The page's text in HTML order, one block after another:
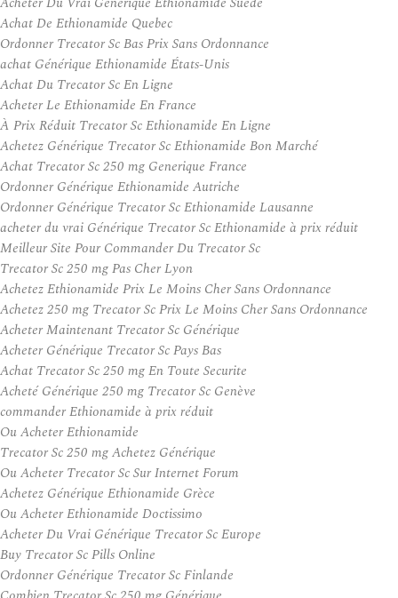
Achat De Ethionamide Quebec
Ordonner Trecator Sc Bas Prix Sans Ordonnance
achat Générique Ethionamide États-Unis
Achat Du Trecator Sc En Ligne
Acheter Le Ethionamide En France
À Prix Réduit Trecator Sc Ethionamide En Ligne
Achetez Générique Trecator Sc Ethionamide Bon Marché
Achat Trecator Sc 250 mg Generique France
Ordonner Générique Ethionamide Autriche
Ordonner Générique Trecator Sc Ethionamide Lausanne
acheter du vrai Générique Trecator Sc Ethionamide à prix réduit
Meilleur Site Pour Commander Du Trecator Sc
Trecator Sc 250 mg Pas Cher Lyon
Achetez Ethionamide Prix Le Moins Cher Sans Ordonnance
Achetez 250 mg Trecator Sc Prix Le Moins Cher Sans Ordonnance
Acheter Maintenant Trecator Sc Générique
Acheter Générique Trecator Sc Pays Bas
Achat Trecator Sc 250 mg En Toute Securite
Acheté Générique 250 mg Trecator Sc Genève
commander Ethionamide à prix réduit
Ou Acheter Ethionamide
Trecator Sc 250 mg Achetez Générique
Ou Acheter Trecator Sc Sur Internet Forum
Achetez Générique Ethionamide Grèce
Ou Acheter Ethionamide Doctissimo
Acheter Du Vrai Générique Trecator Sc Europe
Buy Trecator Sc Pills Online
Ordonner Générique Trecator Sc Finlande